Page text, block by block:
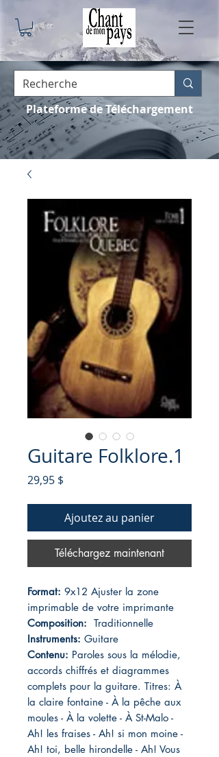
Plateforme de Téléchargement
Guitare Folklore.1
29,95 $
Ajoutez au panier
Téléchargez maintenant
Format: 9x12 Ajuster la zone
imprimable de votre imprimante
Composition: Traditionnelle
Instruments: Guitare
Contenu: Paroles sous la mélodie,
accords chiffrés et diagrammes
complets pour la guitare. Titres: À
la claire fontaine - À la pêche aux
moules - À la volette - À St-Malo -
Ah! les fraises - Ah! si mon moine -
Ah! toi, belle hirondelle - Ah! Vous